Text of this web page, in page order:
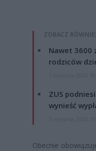
ZOBACZ
Nawet 3600
rodziców
ZUS
wynieść
Obecnie